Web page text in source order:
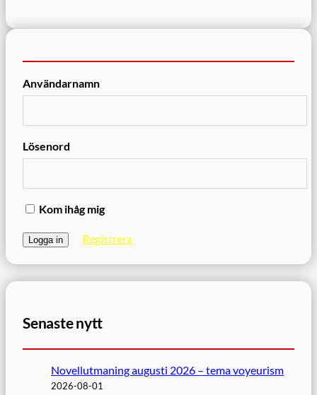
Användarnamn
Lösenord
Kom ihåg mig
Registrera
Senaste nytt
Novellutmaning augusti 2026 – tema voyeurism
2026-08-01